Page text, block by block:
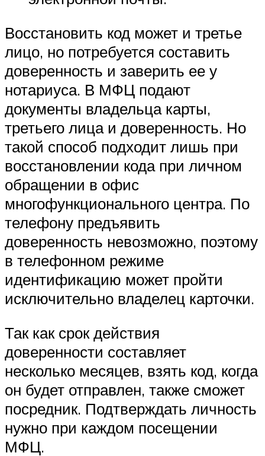
Восстановить код может и третье
лицо, но потребуется составить
доверенность и заверить ее у
нотариуса. В МФЦ подают
документы владельца карты,
третьего лица и доверенность. Но
такой способ подходит лишь при
восстановлении кода при личном
обращении в офис
многофункционального центра. По
телефону предъявить
доверенность невозможно, поэтому
в телефонном режиме
идентификацию может пройти
исключительно владелец карточки.
Так как срок действия
доверенности составляет
несколько месяцев, взять код, когда
он будет отправлен, также сможет
посредник. Подтверждать личность
нужно при каждом посещении
МФЦ.